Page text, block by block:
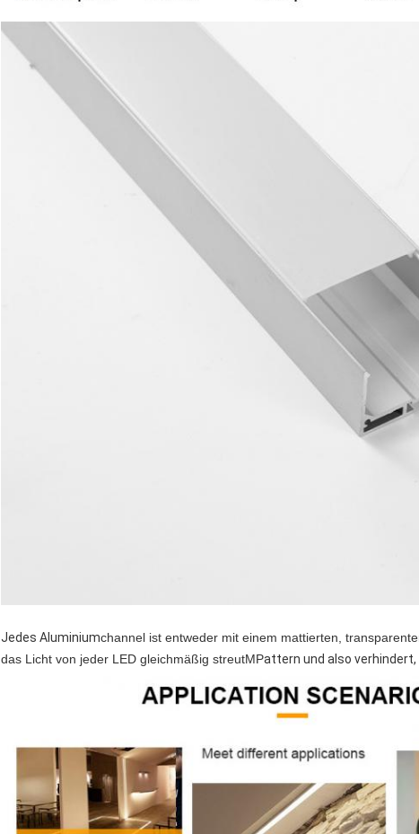
Jedes Aluminiumchannel ist entweder mit einem mattierten,
das Licht von jeder LED gleichmäßig streutMPattern und also